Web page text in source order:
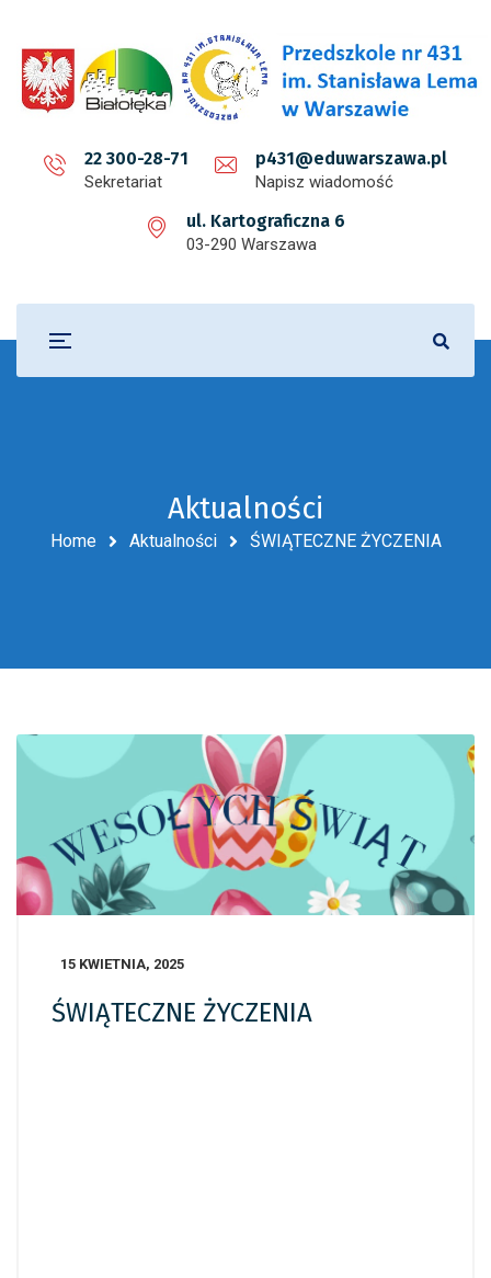
22 300-28-71
Sekretariat
p431@eduwarszawa.pl
Napisz wiadomość
ul. Kartograficzna 6
03-290 Warszawa
Aktualności
Home Aktualności ŚWIĄTECZNE ŻYCZENIA
15 KWIETNIA, 2025
ŚWIĄTECZNE ŻYCZENIA